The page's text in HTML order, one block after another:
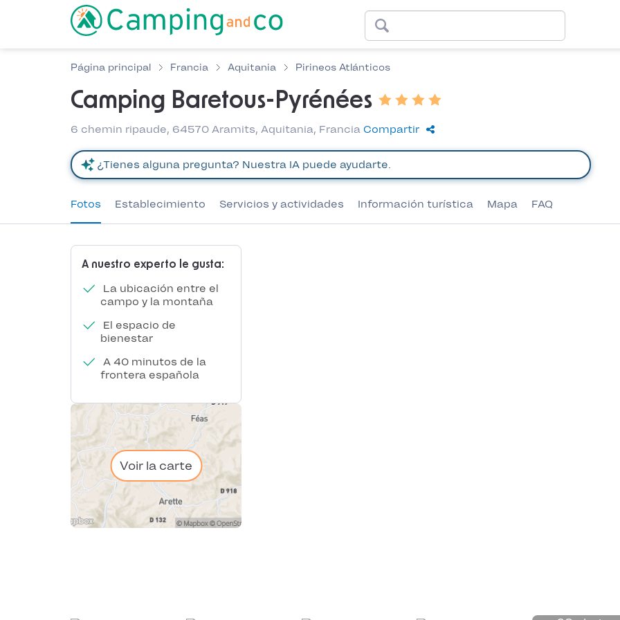
Página principal Francia Aquitania Pirineos Atlánticos
Camping Baretous-Pyrénées
6 chemin ripaude, 64570 Aramits, Aquitania, Francia Compartir
Fotos Establecimiento Servicios y actividades Información turística Mapa FAQ
A nuestro experto le gusta:
La ubicación entre el
campo y la montaña
El espacio de
bienestar
A 40 minutos de la
frontera española
Voir la carte